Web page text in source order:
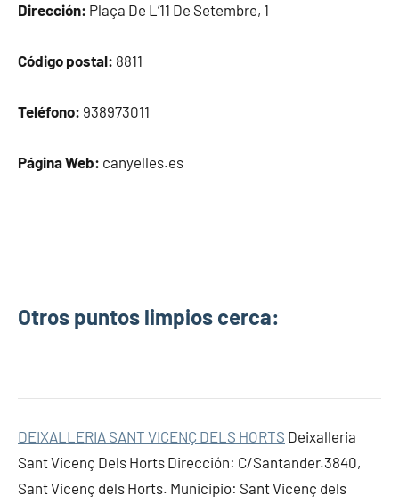
Dirección: Plaça De L’11 De Setembre, 1
Código postal: 8811
Teléfono: 938973011
Página Web: canyelles.es
Otros puntos limpios cerca:
DEIXALLERIA SANT VICENÇ DELS HORTS Deixalleria
Sant Vicenç Dels Horts Dirección: C/Santander.3840,
Sant Vicenç dels Horts. Municipio: Sant Vicenç dels